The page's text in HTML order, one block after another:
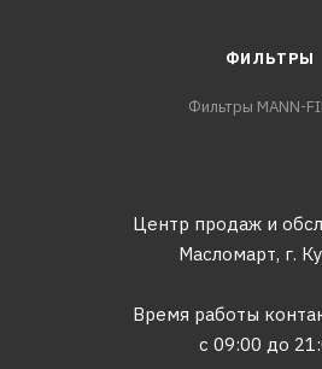
ФИЛЬТРЫ
Фильтры MANN-
Центр продаж и
Масломарт, г.
Время работы
с 09:00 до